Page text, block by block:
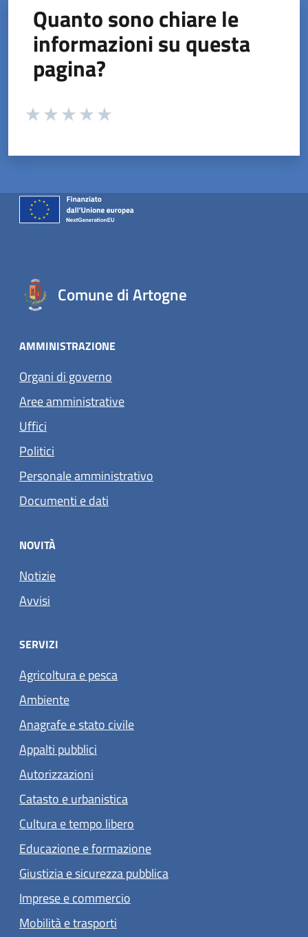
Quanto sono chiare le
informazioni su questa
pagina?
Valuta da 1 a 5 stelle la pagina
Comune di Artogne
AMMINISTRAZIONE
Organi di governo
Aree amministrative
Uffici
Politici
Personale amministrativo
Documenti e dati
NOVITÀ
Notizie
Avvisi
SERVIZI
Agricoltura e pesca
Ambiente
Anagrafe e stato civile
Appalti pubblici
Autorizzazioni
Catasto e urbanistica
Cultura e tempo libero
Educazione e formazione
Giustizia e sicurezza pubblica
Imprese e commercio
Mobilità e trasporti